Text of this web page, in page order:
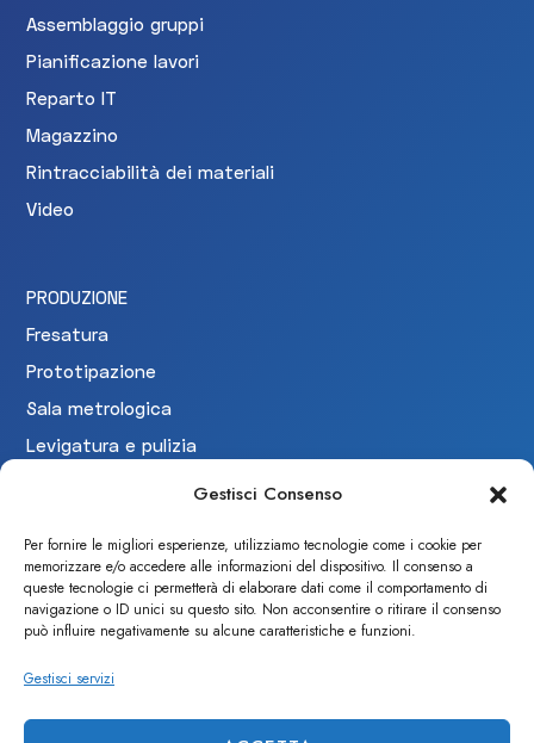
Gestisci Consenso
Per fornire le migliori esperienze, utilizziamo tecnologie come i cookie per
memorizzare e/o accedere alle informazioni del dispositivo. Il consenso a
queste tecnologie ci permetterà di elaborare dati come il comportamento di
navigazione o ID unici su questo sito. Non acconsentire o ritirare il consenso
può influire negativamente su alcune caratteristiche e funzioni.
Gestisci servizi
Assemblaggio gruppi
Pianificazione lavori
Reparto IT
Magazzino
Rintracciabilità dei materiali
Video
PRODUZIONE
Fresatura
Prototipazione
Sala metrologica
Levigatura e pulizia
CERTIFICAZIONI